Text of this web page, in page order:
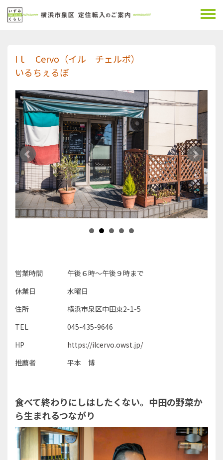
Iｌ Cervo（イル チェルボ）
いるちぇるぼ
営業時間
午後６時～午後９時まで
休業日
水曜日
住所
横浜市泉区中田東2-1-5
TEL
045-435-9646
HP
https://ilcervo.owst.jp/
推薦者
平本 博
食べて終わりにしはしたくない。中田の野菜か
ら生まれるつながり